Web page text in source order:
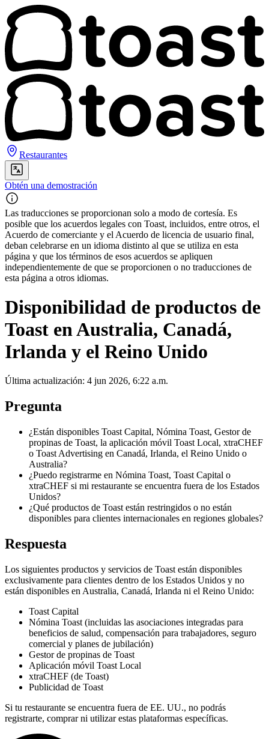
Restaurantes
Obtén una demostración
Las traducciones se proporcionan solo a modo de cortesía. Es
posible que los acuerdos legales con Toast, incluidos, entre otros, el
Acuerdo de comerciante y el Acuerdo de licencia de usuario final,
deban celebrarse en un idioma distinto al que se utiliza en esta
página y que los términos de esos acuerdos se apliquen
independientemente de que se proporcionen o no traducciones de
esta página a otros idiomas.
Disponibilidad de productos de
Toast en Australia, Canadá,
Irlanda y el Reino Unido
Última actualización: 4 jun 2026, 6:22 a.m.
Pregunta
¿Están disponibles Toast Capital, Nómina Toast, Gestor de
propinas de Toast, la aplicación móvil Toast Local, xtraCHEF
o Toast Advertising en Canadá, Irlanda, el Reino Unido o
Australia?
¿Puedo registrarme en Nómina Toast, Toast Capital o
xtraCHEF si mi restaurante se encuentra fuera de los Estados
Unidos?
¿Qué productos de Toast están restringidos o no están
disponibles para clientes internacionales en regiones globales?
Respuesta
Los siguientes productos y servicios de Toast están disponibles
exclusivamente para clientes dentro de los Estados Unidos y no
están disponibles en Australia, Canadá, Irlanda ni el Reino Unido:
Toast Capital
Nómina Toast (incluidas las asociaciones integradas para
beneficios de salud, compensación para trabajadores, seguro
comercial y planes de jubilación)
Gestor de propinas de Toast
Aplicación móvil Toast Local
xtraCHEF (de Toast)
Publicidad de Toast
Si tu restaurante se encuentra fuera de EE. UU., no podrás
registrarte, comprar ni utilizar estas plataformas específicas.